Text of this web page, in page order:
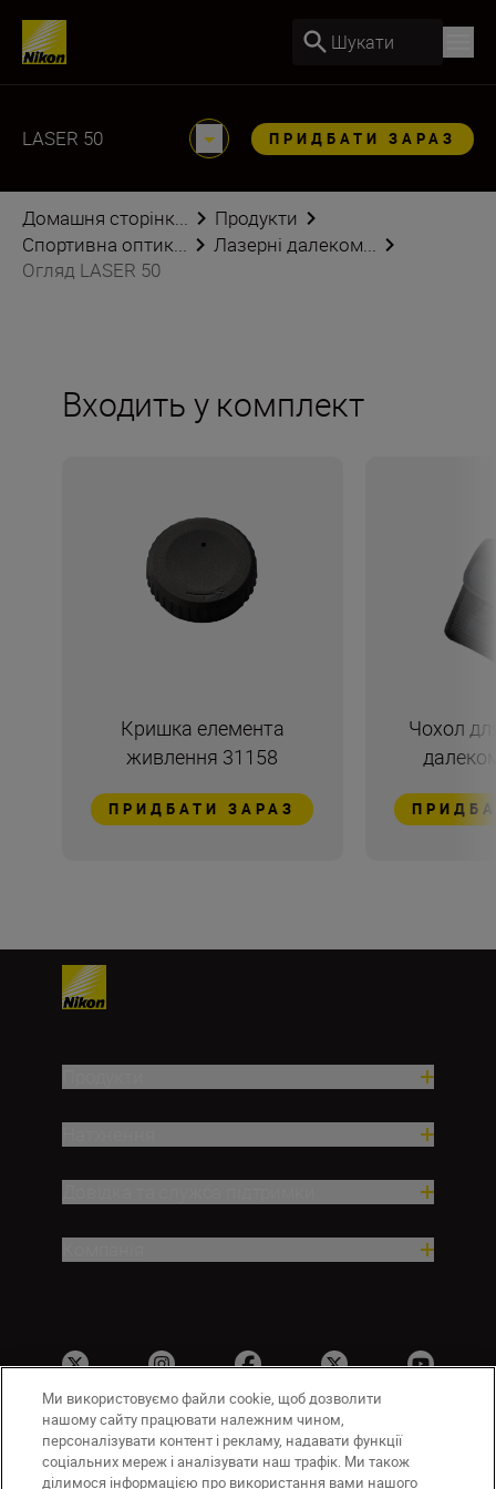
Шукати
LASER 50 ПРИДБАТИ ЗАРАЗ
Домашня сторінк...
Продукти
Спортивна оптик...
Лазерні далеком...
Огляд LASER 50
Входить у комплект
Кришка елемента
живлення 31158
ПРИДБАТИ ЗАРАЗ
Чохол
UA Сайти Nikon
Ми використовуємо файли cookie, щоб дозволити
нашому сайту працювати належним чином,
персоналізувати контент і рекламу, надавати функції
соціальних мереж і аналізувати наш трафік. Ми також
ділимося інформацією про використання вами нашого